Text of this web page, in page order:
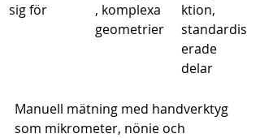
sig för
, komplexa
geometrier
ktion,
standardis
erade
delar
Manuell mätning med handverktyg
som mikrometer, nönie och